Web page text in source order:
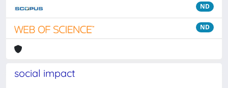
ND
ND
social impact